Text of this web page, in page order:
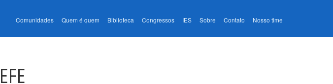
Comunidades Quem é quem Biblioteca Congressos IES Sobre Contato Nosso time